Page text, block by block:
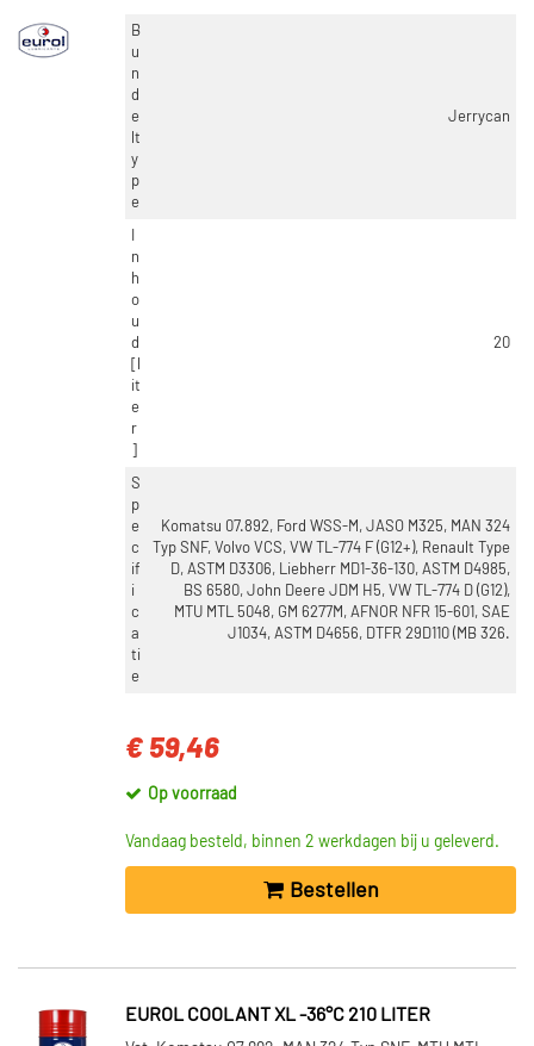
B
u
n
d
e
lt
y
p
e
Jerrycan
n
h
o
u
d
it
e
r
20
S
p
e
c
if
i
c
a
ti
e
Komatsu 07.892, Ford WSS-M, JASO M325, MAN 324
Typ SNF, Volvo VCS, VW TL-774 F (G12+), Renault Type
D, ASTM D3306, Liebherr MD1-36-130, ASTM D4985,
BS 6580, John Deere JDM H5, VW TL-774 D (G12),
MTU MTL 5048, GM 6277M, AFNOR NFR 15-601, SAE
J1034, ASTM D4656, DTFR 29D110 (MB 326.
€ 59,46
Op voorraad
Vandaag besteld, binnen 2 werkdagen bij u geleverd.
Bestellen
EUROL COOLANT XL -36°C 210 LITER